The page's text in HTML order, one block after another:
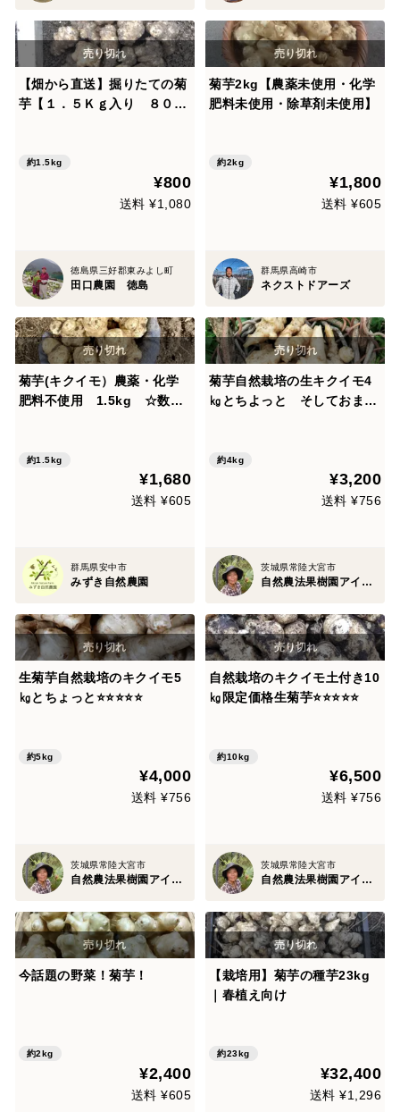
【畑から直送】掘りたての菊
芋【１．５Ｋｇ入り ８００
ヌリンも失われません。 また
保存にも適した土付きの菊芋
約1.5kg
¥800
送料 ¥1,080
徳島県三好郡東みよし町
田口農園 徳島
菊芋2kg【農薬未使用・化学
肥料未使用・除草剤未使用】
約2kg
¥1,800
送料 ¥605
群馬県高崎市
ネクストドアーズ
菊芋(キクイモ）農薬・化学
肥料不使用 1.5kg ☆数量
約1.5kg
¥1,680
送料 ¥605
群馬県安中市
みずき自然農園
菊芋自然栽培の生キクイモ4
㎏とちよっと そしておまけ
約4kg
¥3,200
送料 ¥756
茨城県常陸大宮市
自然農法果樹園アイアイファーム
生菊芋自然栽培のキクイモ5
㎏とちょっと⭐⭐️⭐️⭐️⭐️
約5kg
¥4,000
送料 ¥756
茨城県常陸大宮市
自然農法果樹園アイアイファーム
自然栽培のキクイモ土付き10
㎏限定価格生菊芋⭐⭐️⭐️⭐️⭐️
約10kg
¥6,500
送料 ¥756
茨城県常陸大宮市
自然農法果樹園アイアイファーム
今話題の野菜！菊芋！
約2kg
¥2,400
送料 ¥605
【栽培用】菊芋の種芋23kg
｜春植え向け
約23kg
¥32,400
送料 ¥1,296